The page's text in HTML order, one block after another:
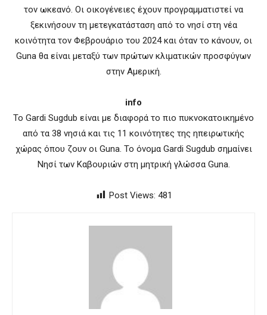
τον ωκεανό. Οι οικογένειες έχουν προγραμματιστεί να
ξεκινήσουν τη μετεγκατάσταση από το νησί στη νέα
κοινότητα τον Φεβρουάριο του 2024 και όταν το κάνουν, οι
Guna θα είναι μεταξύ των πρώτων κλιματικών προσφύγων
στην Αμερική.
info
Το Gardi Sugdub είναι με διαφορά το πιο πυκνοκατοικημένο
από τα 38 νησιά και τις 11 κοινότητες της ηπειρωτικής
χώρας όπου ζουν οι Guna. Το όνομα Gardi Sugdub σημαίνει
Νησί των Καβουριών στη μητρική γλώσσα Guna.
Post Views: 481